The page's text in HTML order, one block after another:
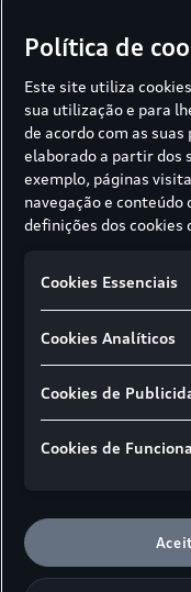
Vista lateral
¹Amplo espaço
³Com antena de
Especificação
Política de
Este site utiliza
sua utilização e para
de acordo com as
elaborado a partir dos
exemplo, páginas
navegação e
definições dos cookies
informações sobre
consulte a Política de
Cookies Essenciais
Cookies Analíticos
Cookies de
Cookies de